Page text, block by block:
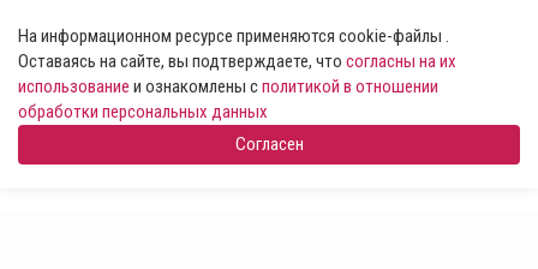
На информационном ресурсе применяются cookie-файлы .
Оставаясь на сайте, вы подтверждаете, что согласны на их
использование и ознакомлены сполитикой в отношении
обработки персональных данных
Согласен